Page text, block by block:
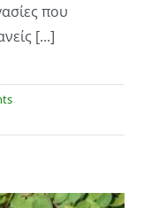
που
[...]